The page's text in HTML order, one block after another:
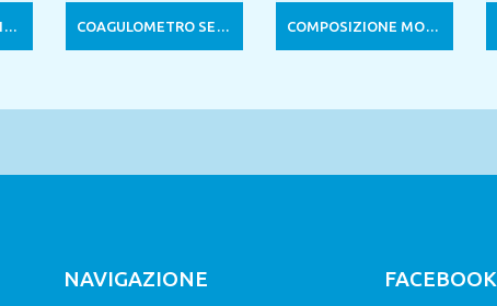
COMPOSIZIONE MODULARE CON SERVOMOBILE
NAVIGAZIONE FACEBOOK